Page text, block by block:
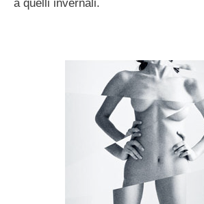
a quelli invernali.